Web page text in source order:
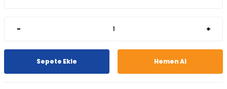
- +
Sepete Ekle Hemen Al